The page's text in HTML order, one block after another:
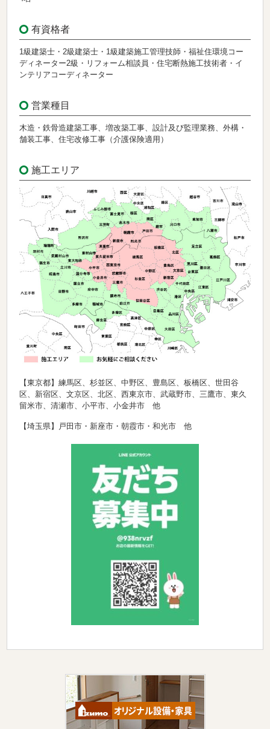
有資格者
1級建築士・2級建築士・1級建築施工管理技師・福祉住環境コー
ディネーター2級・リフォーム相談員・住宅断熱施工技術者・イ
ンテリアコーディネーター
営業種目
木造・鉄骨造建築工事、増改築工事、設計及び監理業務、外構・
舗装工事、住宅改修工事（介護保険適用）
施工エリア
【東京都】練馬区、杉並区、中野区、豊島区、板橋区、世田谷
区、新宿区、文京区、北区、西東京市、武蔵野市、三鷹市、東久
留米市、清瀬市、小平市、小金井市 他
【埼玉県】戸田市・新座市・朝霞市・和光市 他